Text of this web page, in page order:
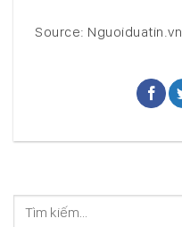
Source: Nguoiduatin.vn